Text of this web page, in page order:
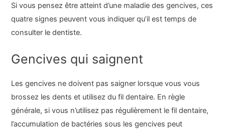
Si vous pensez être atteint d’une maladie des gencives, ces
quatre signes peuvent vous indiquer qu’il est temps de
consulter le dentiste.
Gencives qui saignent
Les gencives ne doivent pas saigner lorsque vous vous
brossez les dents et utilisez du fil dentaire. En règle
générale, si vous n’utilisez pas régulièrement le fil dentaire,
l’accumulation de bactéries sous les gencives peut